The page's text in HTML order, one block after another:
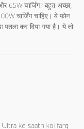
65W चार्जिंग? बहुत अच्छा,
चार्जिंग चाहिए। ये फोन
कर दिया गया है। ये तो
Ultra ke saath koi farq